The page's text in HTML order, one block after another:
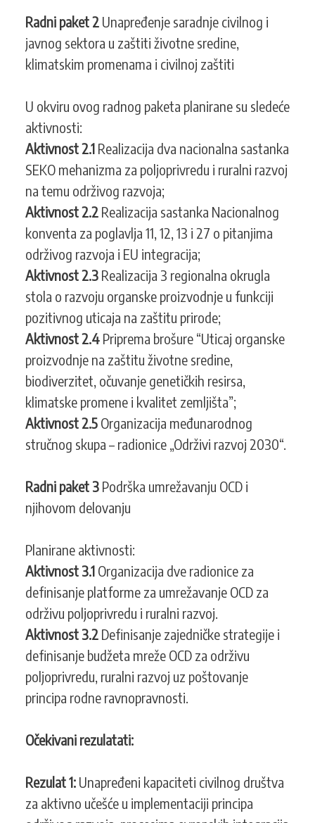
Radni paket 2 Unapređenje saradnje civilnog i
javnog sektora u zaštiti životne sredine,
klimatskim promenama i civilnoj zaštiti
U okviru ovog radnog paketa planirane su sledeće
aktivnosti:
Aktivnost 2.1 Realizacija dva nacionalna sastanka
SEKO mehanizma za poljoprivredu i ruralni razvoj
na temu održivog razvoja;
Aktivnost 2.2 Realizacija sastanka Nacionalnog
konventa za poglavlja 11, 12, 13 i 27 o pitanjima
održivog razvoja i EU integracija;
Aktivnost 2.3 Realizacija 3 regionalna okrugla
stola o razvoju organske proizvodnje u funkciji
pozitivnog uticaja na zaštitu prirode;
Aktivnost 2.4 Priprema brošure “Uticaj organske
proizvodnje na zaštitu životne sredine,
biodiverzitet, očuvanje genetičkih resirsa,
klimatske promene i kvalitet zemljišta”;
Aktivnost 2.5 Organizacija međunarodnog
stručnog skupa – radionice „Održivi razvoj 2030“.
Radni paket 3 Podrška umrežavanju OCD i
njihovom delovanju
Planirane aktivnosti:
Aktivnost 3.1 Organizacija dve radionice za
definisanje platforme za umrežavanje OCD za
održivu poljoprivredu i ruralni razvoj.
Aktivnost 3.2 Definisanje zajedničke strategije i
definisanje budžeta mreže OCD za održivu
poljoprivredu, ruralni razvoj uz poštovanje
principa rodne ravnopravnosti.
Očekivani rezulatati:
Rezulat 1: Unapređeni kapaciteti civilnog društva
za aktivno učešće u implementaciji principa